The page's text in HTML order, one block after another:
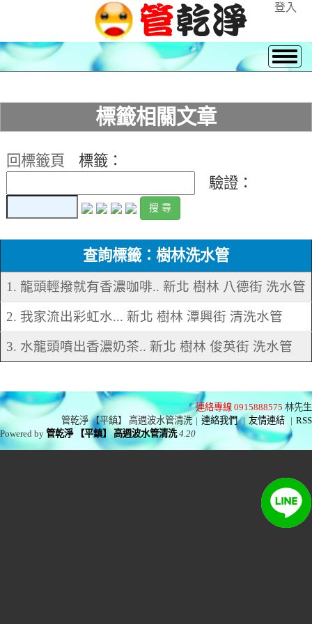
登入
標籤相關文章
回標籤頁
標籤：
驗證：
查詢標籤：樹林洗水管
1. 龍頭輕撥就有香濃咖啡.. 新北 樹林 八德街 洗水管
2. 我家流出彩虹水... 新北 樹林 潭興街 清洗水管
3. 水龍頭噴出香濃奶茶.. 新北 樹林 俊英街 洗水管
連絡專線 0915888575 林先生
管乾淨 【平鎮】 高週波水管清洗 | 連絡我們 | 友情連結 | RSS
Powered by管乾淨 【平鎮】 高週波水管清洗 4.20